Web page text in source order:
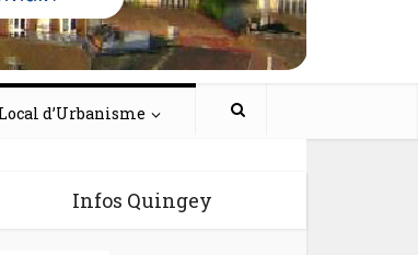
d’Urbanisme
Infos Quingey